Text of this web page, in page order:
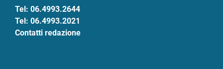
Tel: 06.4993.2644
Tel: 06.4993.2021
Contatti redazione